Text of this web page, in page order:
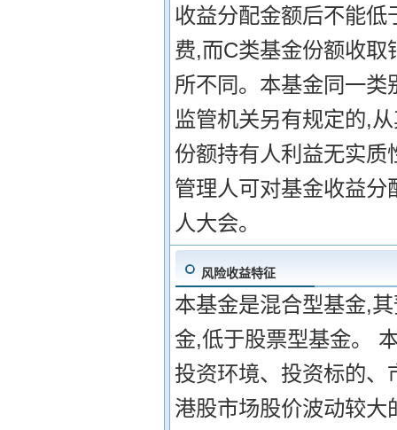
收益分配金额后不能
费,而C类基金份额收
所不同。本基金同一
监管机关另有规定的,
份额持有人利益无实
管理人可对基金收益
人大会。
风险收益特征
本基金是混合型基金,
金,低于股票型基金。
投资环境、投资标的
港股市场股价波动较